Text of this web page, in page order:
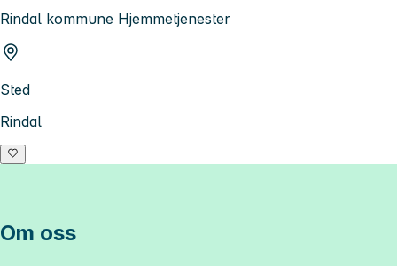
Rindal kommune Hjemmetjenester
Sted
Rindal
Om oss